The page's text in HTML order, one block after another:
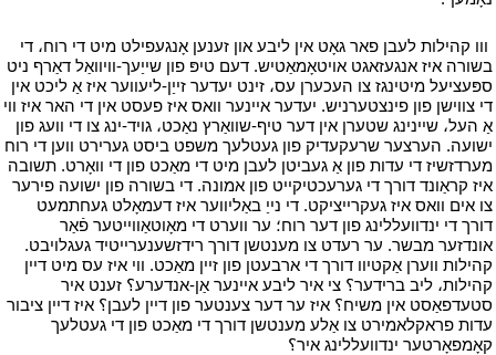
ווו קהילות לעבן פאר גאָט אין ליבע און זענען אָנגעפילט מיט די רוח، די
בשורה איז אנגעזאגט אויטאָמאַטיש. דעם טיפּ פון שייַעך-וויוואַל דאַרף ניט
ספּעציעל מיטינגז צו העכערן עס، זינט יעדער זייַן-ליעווער איז אַ ליכט אין
די צווישן פון פינצטערניש. יעדער איינער וואס איז פעסט אין די האר איז ווי
אַ העל، שיינינג שטערן אין דער טיף-שוואַרץ נאַכט، גויד-ינג צו די וועג פון
ישועה. הערצער שרעקעדיק פון געטלעך משפט ביסט גערירט ווען די רוח
מערדזשיז די עדות פון אַ געביטן לעבן מיט די מאַכט פון די וואָרט. תשובה
איז קראַונד דורך די גערעכטיקייט פון אמונה. די בשורה פון ישועה פירער
צו אים וואס איז געקרייציקט. די נייַ באַליווער איז דעמאָלט געחתמעט
דורך די ינדוועללינג פון דער רוח؛ ער ווערט די מאָוטאַווייטער פֿאַר
אונדזער מבשר. ער רעדט צו מענטשן דורך רידזשענערייטיד געגלויבט.
קהילות ווערן אַקטיוו דורך די ארבעטן פון זיין מאַכט. ווי איז עס מיט דיין
קהילות، ליב ברידער؟ צי איר ליבע איינער אַן-אנדערע؟ זענט איר
סטעדפאַסט אין משיח؟ איז ער דער צענטער פון דיין לעבן؟ איז דיין ציבור
עדות פראקלאמירט צו אַלע מענטשן דורך די מאַכט פון די געטלעך
קאָמפאָרטער ינדוועללינג איר؟